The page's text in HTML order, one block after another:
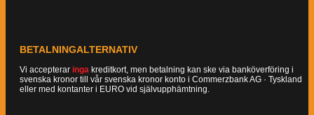
BETALNINGALTERNATIV
Vi accepterar inga kreditkort, men betalning kan ske via banköverföring i
svenska kronor till vår svenska kronor konto i Commerzbank AG · Tyskland
eller med kontanter i EURO vid självupphämtning.